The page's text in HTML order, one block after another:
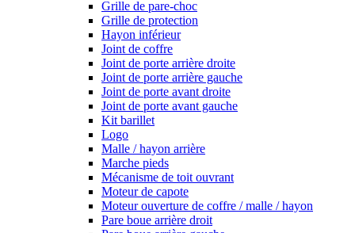
Grille de pare-choc
Grille de protection
Hayon inférieur
Joint de coffre
Joint de porte arrière droite
Joint de porte arrière gauche
Joint de porte avant droite
Joint de porte avant gauche
Kit barillet
Logo
Malle / hayon arrière
Marche pieds
Mécanisme de toit ouvrant
Moteur de capote
Moteur ouverture de coffre / malle / hayon
Pare boue arrière droit